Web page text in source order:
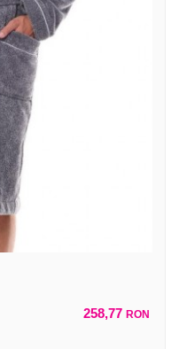
258,77 RON